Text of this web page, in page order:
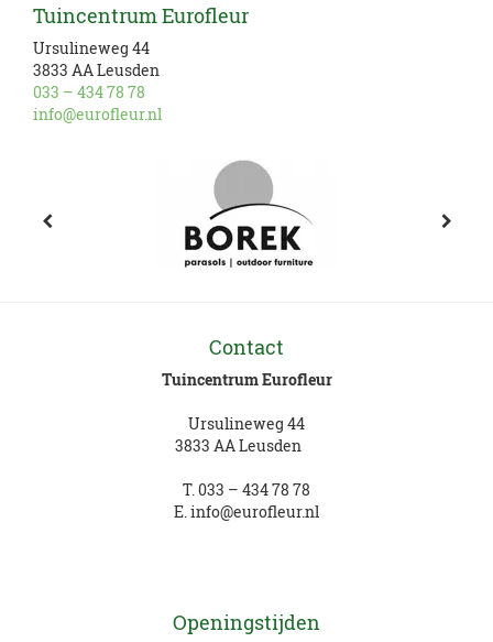
Tuincentrum Eurofleur
Ursulineweg 44
3833 AA Leusden
033 – 434 78 78
info@eurofleur.nl
Contact
Tuincentrum Eurofleur
Ursulineweg 44
3833 AA Leusden
T.033 – 434 78 78
E.info@eurofleur.nl
Openingstijden